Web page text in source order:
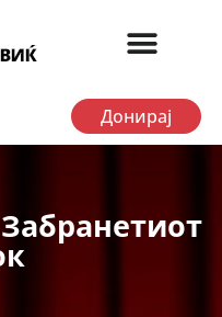
Донирај